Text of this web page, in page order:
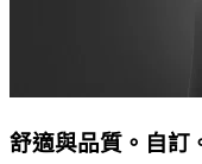
舒適與品質。自訂